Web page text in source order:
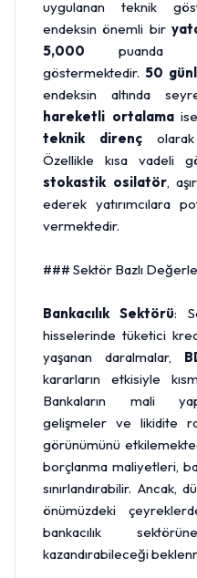
uygulanan teknik
endeksin önemli bir
5,000 puanda
göstermektedir.50
endeksin altında
hareketli ortalamaise
teknik dirençolarak
Özellikle kısa vadeli
stokastik osilatör,
ederek yatırımcılara
vermektedir.
### Sektör Bazlı
Bankacılık Sektörü:
hisselerinde tüketici
yaşanan daralmalar,
kararların etkisiyle
Bankaların mali
gelişmeler ve likidite
görünümünü
borçlanma maliyetleri,
sınırlandırabilir. Ancak,
önümüzdeki
bankacılık
kazandırabileceği